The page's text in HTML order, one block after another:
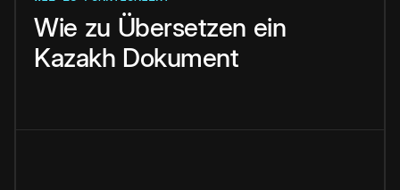
Wie zu Übersetzen ein
Kazakh Dokument